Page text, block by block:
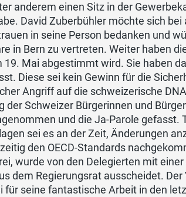
anderem einen Sitz in der
David Zuberbühler möchte sich bei
in seine Person bedanken und
in Bern zu vertreten. Weiter haben
Mai abgestimmt wird. Sie haben
Diese sei kein Gewinn für die
Angriff auf die schweizerische
Schweizer Bürgerinnen und
und die Ja-Parole gefasst.
sei es an der Zeit, Änderungen
den OECD-Standards
wurde von den Delegierten mit
dem Regierungsrat ausscheidet. Der
seine fantastische Arbeit in den